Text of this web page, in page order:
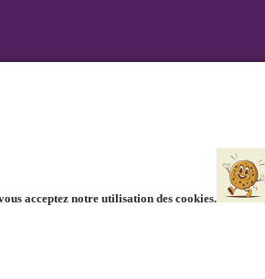
acceptez notre utilisation des cookies.